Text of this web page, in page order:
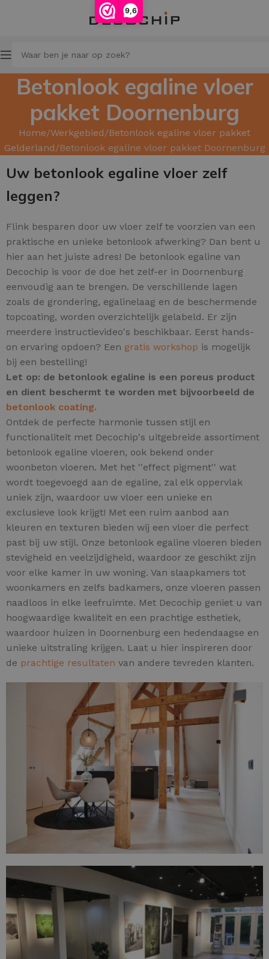
9,6
Betonlook egaline vloer
pakket Doornenburg
Home Werkgebied Betonlook egaline vloer pakket
Gelderland Betonlook egaline vloer pakket Doornenburg
Uw betonlook egaline vloer zelf
leggen?
Flink besparen door uw vloer zelf te voorzien van een
praktische en unieke betonlook afwerking? Dan bent u
hier aan het juiste adres! De betonlook egaline van
Decochip is voor de doe het zelf-er in Doornenburg
eenvoudig aan te brengen. De verschillende lagen
zoals de grondering, egalinelaag en de beschermende
topcoating, worden overzichtelijk gelabeld. Er zijn
meerdere instructievideo's beschikbaar. Eerst hands-
on ervaring opdoen? Een gratis workshop is mogelijk
bij een bestelling!
Let op: de betonlook egaline is een poreus product
en dient beschermt te worden met bijvoorbeeld de
betonlook coating.
Ontdek de perfecte harmonie tussen stijl en
functionaliteit met Decochip's uitgebreide assortiment
betonlook egaline vloeren, ook bekend onder
woonbeton vloeren. Met het ''effect pigment'' wat
wordt toegevoegd aan de egaline, zal elk oppervlak
uniek zijn, waardoor uw vloer een unieke en
exclusieve look krijgt! Met een ruim aanbod aan
kleuren en texturen bieden wij een vloer die perfect
past bij uw stijl. Onze betonlook egaline vloeren bieden
stevigheid en veelzijdigheid, waardoor ze geschikt zijn
voor elke kamer in uw woning. Van slaapkamers tot
woonkamers en zelfs badkamers, onze vloeren passen
naadloos in elke leefruimte. Met Decochip geniet u van
hoogwaardige kwaliteit en een prachtige esthetiek,
waardoor huizen in Doornenburg een hedendaagse en
unieke uitstraling krijgen. Laat u hier inspireren door
de prachtige resultaten van andere tevreden klanten.